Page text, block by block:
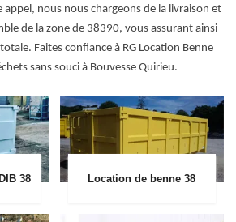
appel, nous nous chargeons de la livraison et
de la zone de 38390, vous assurant ainsi
Faites confiance à RG Location Benne
sans souci à Bouvesse Quirieu.
38 Location de benne 38